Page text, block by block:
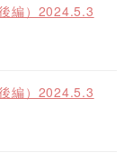
編）2024.5.3
編）2024.5.3